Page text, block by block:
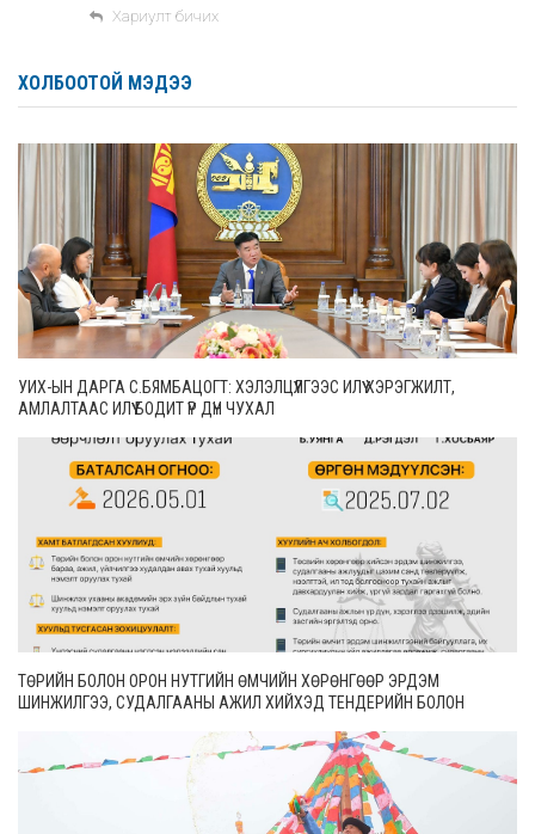
Хариулт бичих
ХОЛБООТОЙ МЭДЭЭ
УИХ-ЫН ДАРГА С.БЯМБАЦОГТ: ХЭЛЭЛЦҮҮЛГЭЭС ИЛҮҮ ХЭРЭГЖИЛТ,
АМЛАЛТААС ИЛҮҮ БОДИТ ҮР ДҮН ЧУХАЛ
ТӨРИЙН БОЛОН ОРОН НУТГИЙН ӨМЧИЙН ХӨРӨНГӨӨР ЭРДЭМ
ШИНЖИЛГЭЭ, СУДАЛГААНЫ АЖИЛ ХИЙХЭД ТЕНДЕРИЙН БОЛОН